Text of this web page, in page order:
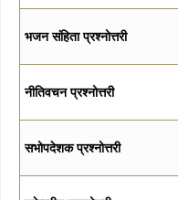
भजन संहिता प्रश्नोत्तरी
नीतिवचन प्रश्नोत्तरी
सभोपदेशक प्रश्नोत्तरी